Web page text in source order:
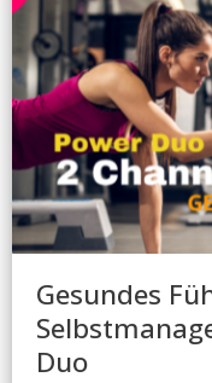
Gesundes
Duo